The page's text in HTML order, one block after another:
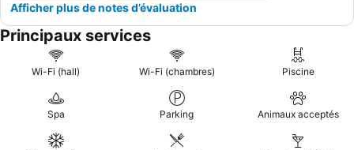
Afficher plus de notes d’évaluation
Principaux services
Wi-Fi (hall) Wi-Fi (chambres) Piscine
Spa Parking Animaux acceptés